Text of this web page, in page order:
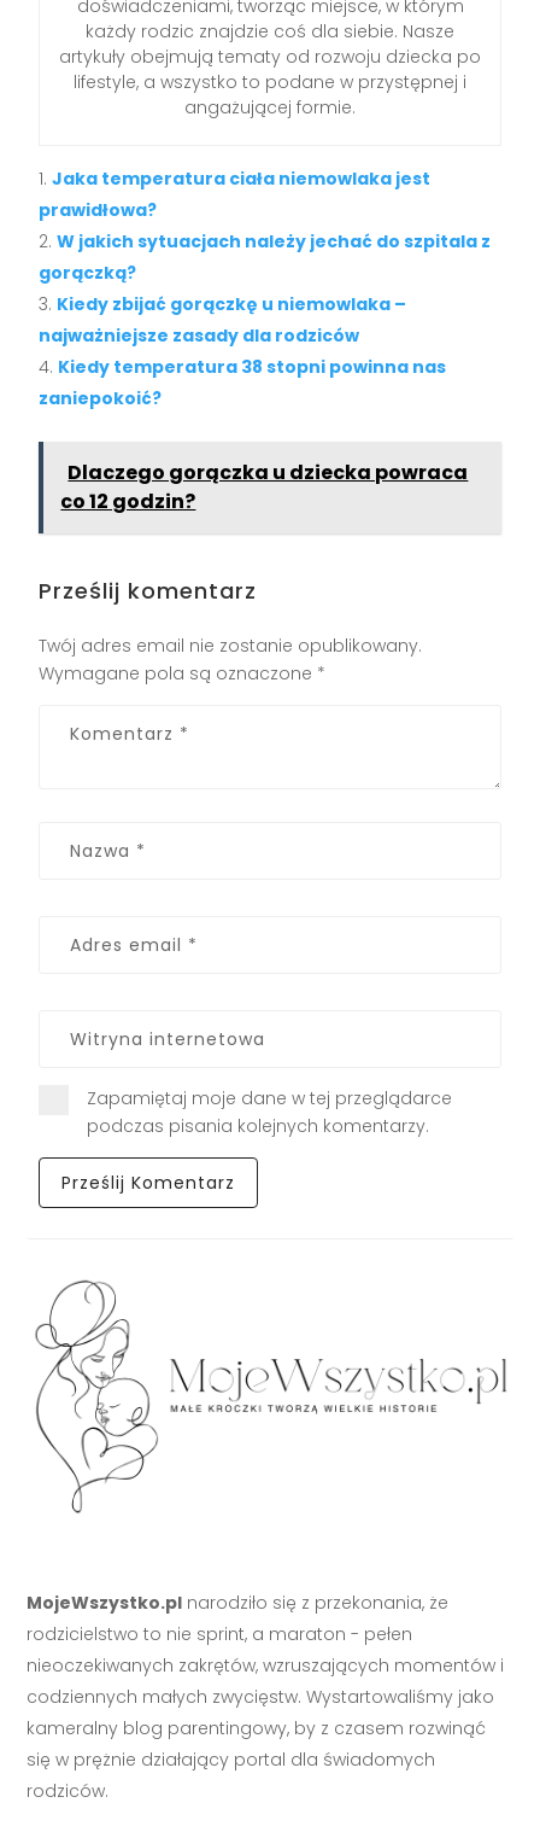
doświadczeniami, tworząc miejsce, w którym
każdy rodzic znajdzie coś dla siebie. Nasze
artykuły obejmują tematy od rozwoju dziecka po
lifestyle, a wszystko to podane w przystępnej i
angażującej formie.
Jaka temperatura ciała niemowlaka jest
prawidłowa?
W jakich sytuacjach należy jechać do szpitala z
gorączką?
Kiedy zbijać gorączkę u niemowlaka –
najważniejsze zasady dla rodziców
Kiedy temperatura 38 stopni powinna nas
zaniepokoić?
Dlaczego gorączka u dziecka powraca
co 12 godzin?
Prześlij komentarz
Twój adres email nie zostanie opublikowany.
Wymagane pola są oznaczone *
Zapamiętaj moje dane w tej przeglądarce
podczas pisania kolejnych komentarzy.
MojeWszystko.pl narodziło się z przekonania, że
rodzicielstwo to nie sprint, a maraton - pełen
nieoczekiwanych zakrętów, wzruszających momentów i
codziennych małych zwycięstw. Wystartowaliśmy jako
kameralny blog parentingowy, by z czasem rozwinąć
się w prężnie działający portal dla świadomych
rodziców.